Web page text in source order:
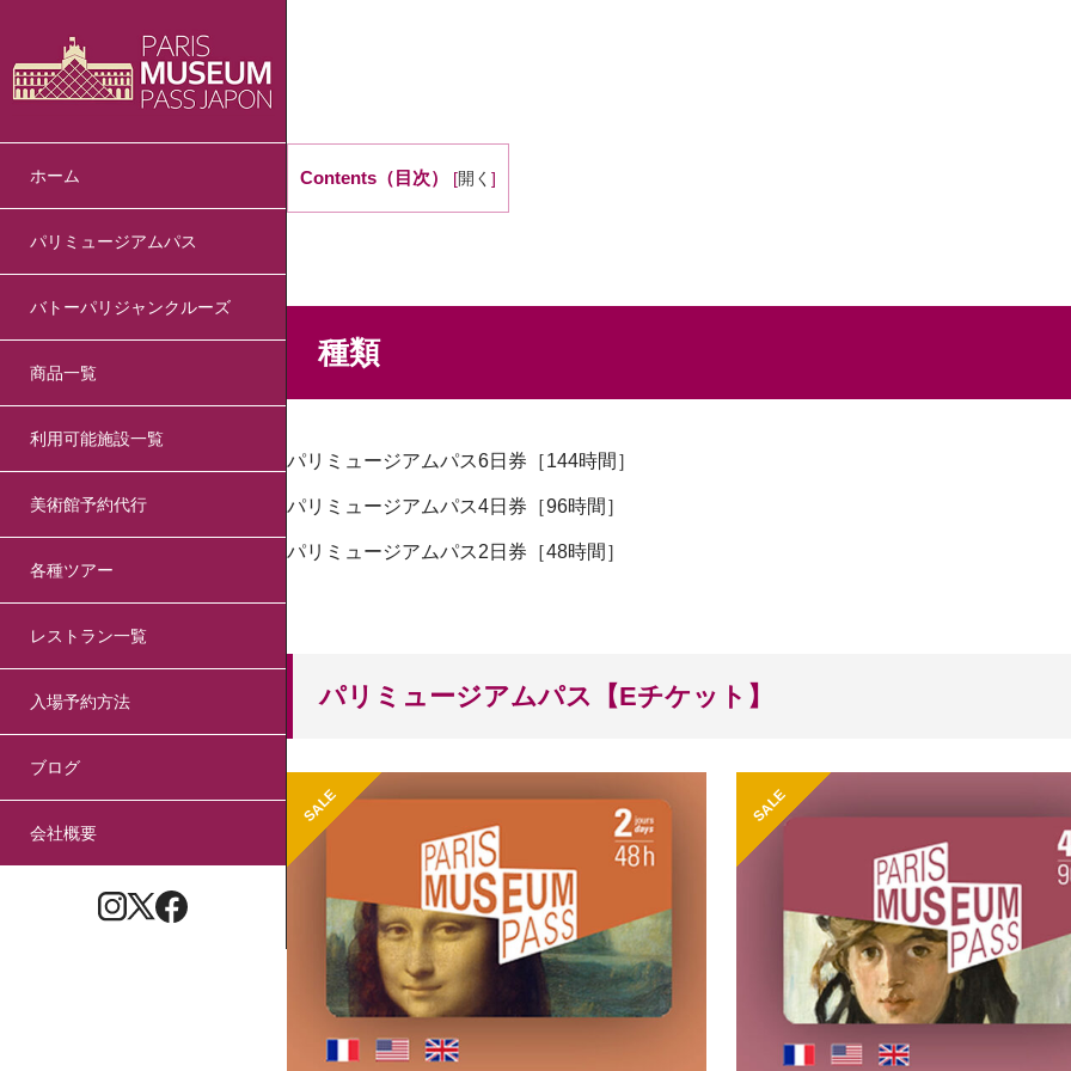
ホーム
パリミュージアムパス
バトーパリジャンクルーズ
商品一覧
利用可能施設一覧
美術館予約代行
各種ツアー
レストラン一覧
入場予約方法
ブログ
会社概要
Contents（目次） [開く ]
種類
パリミュージアムパス6日券［144時間］
パリミュージアムパス4日券［96時間］
パリミュージアムパス2日券［48時間］
パリミュージアムパス【Eチケット】
SALE SALE